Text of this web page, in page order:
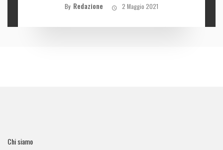
By Redazione 2 Maggio 2021
Chi siamo